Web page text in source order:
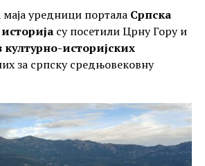
уредници портала Српска
су посетили Црну Гору и
културно-историјских
за српску средњовековну